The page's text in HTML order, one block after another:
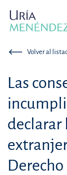
Volver al
Las
declarar